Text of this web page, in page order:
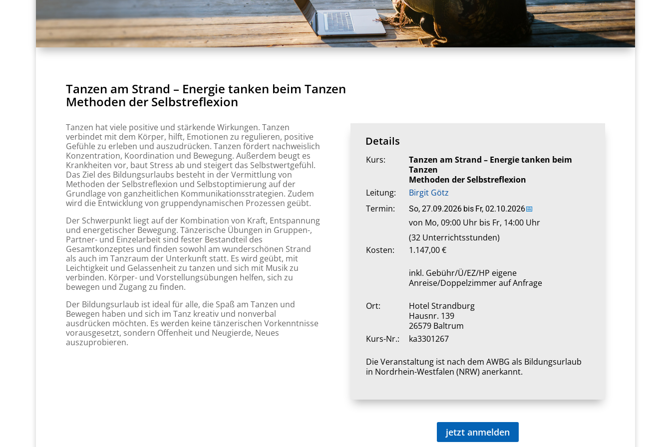
Tanzen am Strand – Energie tanken beim Tanzen
Methoden der Selbstreflexion
Tanzen hat viele positive und stärkende Wirkungen. Tanzen
verbindet mit dem Körper, hilft, Emotionen zu regulieren, positive
Gefühle zu erleben und auszudrücken. Tanzen fördert nachweislich
Konzentration, Koordination und Bewegung. Außerdem beugt es
Krankheiten vor, baut Stress ab und steigert das Selbstwertgefühl.
Das Ziel des Bildungsurlaubs besteht in der Vermittlung von
Methoden der Selbstreflexion und Selbstoptimierung auf der
Grundlage von ganzheitlichen Kommunikationsstrategien. Zudem
wird die Entwicklung von gruppendynamischen Prozessen geübt.
Der Schwerpunkt liegt auf der Kombination von Kraft, Entspannung
und energetischer Bewegung. Tänzerische Übungen in Gruppen-,
Partner- und Einzelarbeit sind fester Bestandteil des
Gesamtkonzeptes und finden sowohl am wunderschönen Strand
als auch im Tanzraum der Unterkunft statt. Es wird geübt, mit
Leichtigkeit und Gelassenheit zu tanzen und sich mit Musik zu
verbinden. Körper- und Vorstellungsübungen helfen, sich zu
bewegen und Zugang zu finden.
Der Bildungsurlaub ist ideal für alle, die Spaß am Tanzen und
Bewegen haben und sich im Tanz kreativ und nonverbal
ausdrücken möchten. Es werden keine tänzerischen Vorkenntnisse
vorausgesetzt, sondern Offenheit und Neugierde, Neues
auszuprobieren.
Details
Kurs:
Tanzen am Strand – Energie tanken beim
Tanzen
Methoden der Selbstreflexion
Leitung:
Birgit Götz
Termin:
So, 27.09.2026 bis Fr, 02.10.2026📅
von Mo, 09:00 Uhr bis Fr, 14:00 Uhr
(32 Unterrichtsstunden)
Kosten:
1.147,00 €
inkl. Gebühr/Ü/EZ/HP eigene
Anreise/Doppelzimmer auf Anfrage
Ort:
Hotel Strandburg
Hausnr. 139
26579 Baltrum
Kurs-Nr.:
ka3301267
Die Veranstaltung ist nach dem AWBG als Bildungsurlaub
in Nordrhein-Westfalen (NRW) anerkannt.
jetzt anmelden